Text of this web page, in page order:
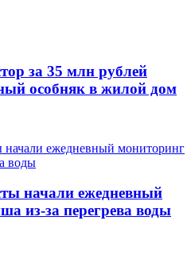
за 35 млн рублей
особняк в жилой дом
начали ежедневный
из-за перегрева воды